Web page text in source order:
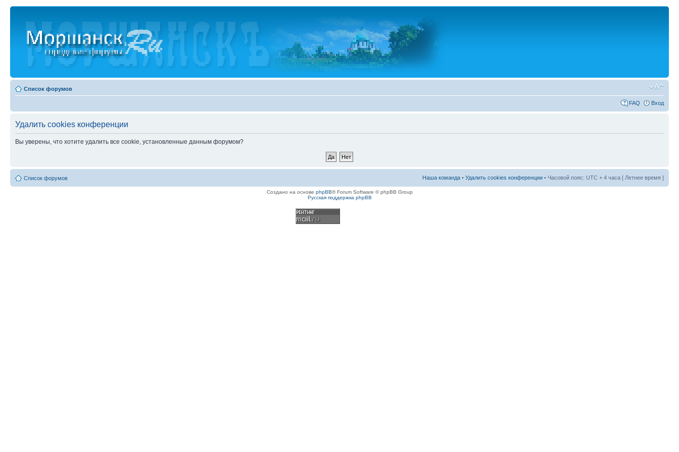
Список форумов
FAQ Вход
Удалить cookies конференции
Вы уверены, что хотите удалить все cookie, установленные данным форумом?
Список форумов Наша команда • Удалить cookies конференции • Часовой пояс: UTC + 4 часа [ Летнее время ]
Создано на основе phpBB® Forum Software © phpBB Group
Русская поддержка phpBB